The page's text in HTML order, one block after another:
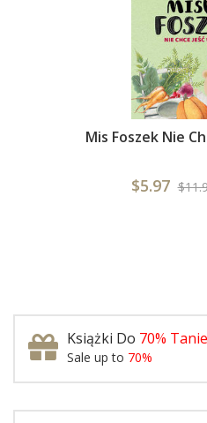
Mis Foszek Nie
$5.97
Książki Do 70%
Sale up to 70%